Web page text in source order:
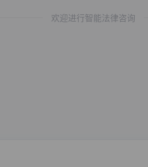
欢迎进行智能法律咨询